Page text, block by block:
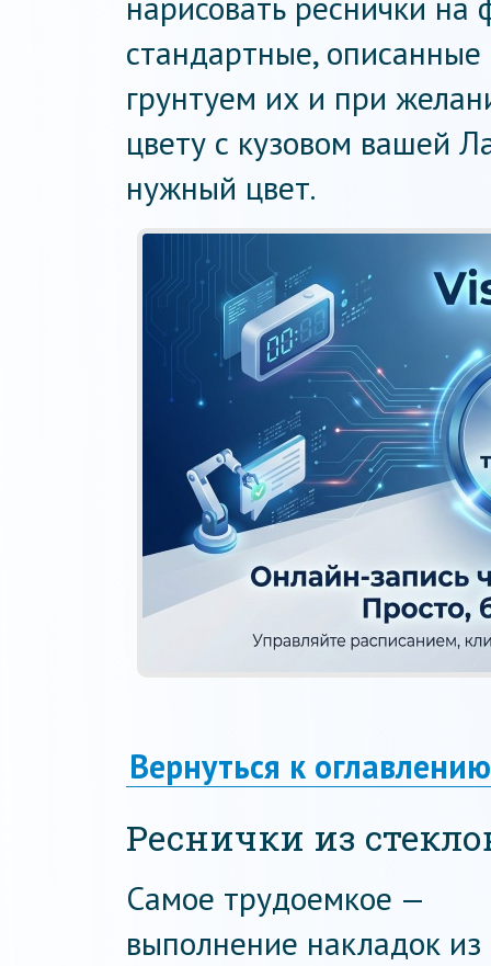
стандартные,
грунтуем их и при
цвету с кузовом вашей
нужный цвет.
Вернуться к оглавлению
Реснички из
Самое трудоемкое —
выполнение накладок из